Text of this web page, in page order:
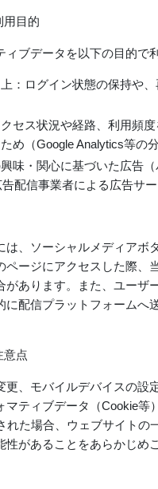
用目的
ブデータを以下の目的で
：ログイン状態の保持や
セス状況や経路、利用頻
め（Google Analytics等の
味・関心に基づいた広告
配信事業者による広告サー
、ソーシャルメディアボ
ページにアクセスした際
があります。また、ユーザ
に配信プラットフォームへ
意点
更、モバイルデバイスの設
ティブデータ（Cookie等
れた場合、ウェブサイトの
があることをあらかじめ